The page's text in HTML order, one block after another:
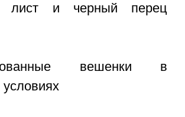
лист и черный перец